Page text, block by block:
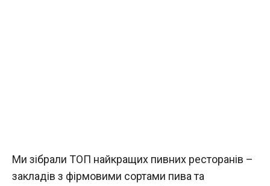
Ми зібрали ТОП найкращих пивних ресторанів –
закладів з фірмовими сортами пива та